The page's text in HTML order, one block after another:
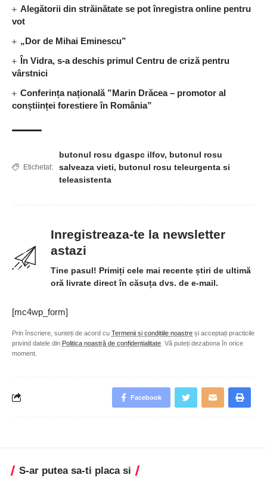
Alegătorii din străinătate se pot înregistra online pentru
vot
„Dor de Mihai Eminescu”
În Vidra, s-a deschis primul Centru de criză pentru
vârstnici
Conferința națională ”Marin Drăcea – promotor al
conștiinței forestiere în România”
Etichetat:
butonul rosu dgaspc ilfov, butonul rosu
salveaza vieti, butonul rosu teleurgenta si
teleasistenta
Inregistreaza-te la newsletter
astazi
Tine pasul! Primiți cele mai recente știri de ultimă
oră livrate direct în căsuța dvs. de e-mail.
[mc4wp_form]
Prin înscriere, sunteți de acord cu Termenii și condițiile noastre și acceptați practicile
privind datele din Politica noastră de confidențialitate . Vă puteți dezabona în orice
moment.
Facebook
S-ar putea sa-ti placa si